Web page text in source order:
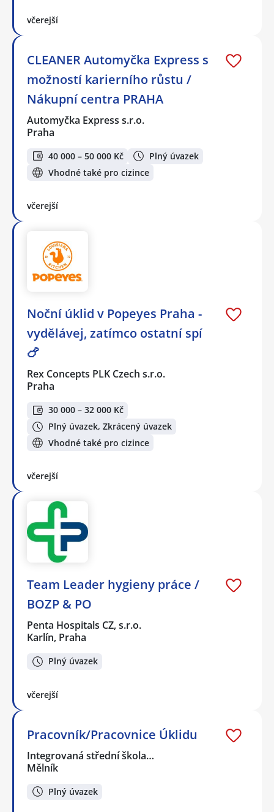
včerejší
CLEANER Automyčka Express s
možností karierního růstu /
Nákupní centra PRAHA
Automyčka Express s.r.o.
Praha
40 000 – 50 000 Kč
Plný úvazek
Vhodné také pro cizince
včerejší
Noční úklid v Popeyes Praha -
vydělávej, zatímco ostatní spí
🍗
Rex Concepts PLK Czech s.r.o.
Praha
30 000 – 32 000 Kč
Plný úvazek, Zkrácený úvazek
Vhodné také pro cizince
včerejší
Team Leader hygieny práce /
BOZP & PO
Penta Hospitals CZ, s.r.o.
Karlín, Praha
Plný úvazek
včerejší
Pracovník/Pracovnice Úklidu
Integrovaná střední škola…
Mělník
Plný úvazek